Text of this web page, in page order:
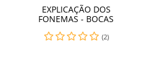
EXPLICAÇÃO DOS
FONEMAS - BOCAS
(2)